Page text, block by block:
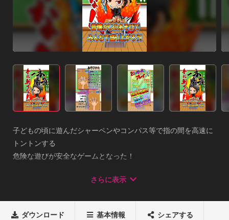
子どもの頃に遊んだシャーペンやコンパス等で指の間を高速に
トントンする
危険な遊びが安全なゲームとなった！
初めての方も楽しく遊べます！10秒以内に何回出来るかを争う
さらに表示
ダウンロード 基本情報 シェアする